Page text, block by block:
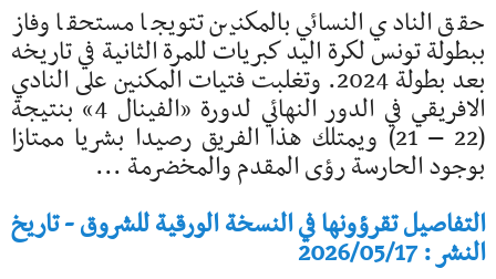
حقق النادي النسائي بالمكنين تتويجا مستحقا وفاز
ببطولة تونس لكرة اليد كبريات للمرة الثانية في تاريخه
بعد بطولة 2024. وتغلبت فتيات المكنين على النادي
الافريقي في الدور النهائي لدورة «الفينال 4» بنتيجة
(22 – 21) ويمتلك هذا الفريق رصيدا بشريا ممتازا
بوجود الحارسة رؤى المقدم والمخضرمة ...
التفاصيل تقرؤونها في النسخة الورقية للشروق - تاريخ
النشر : 2026/05/17